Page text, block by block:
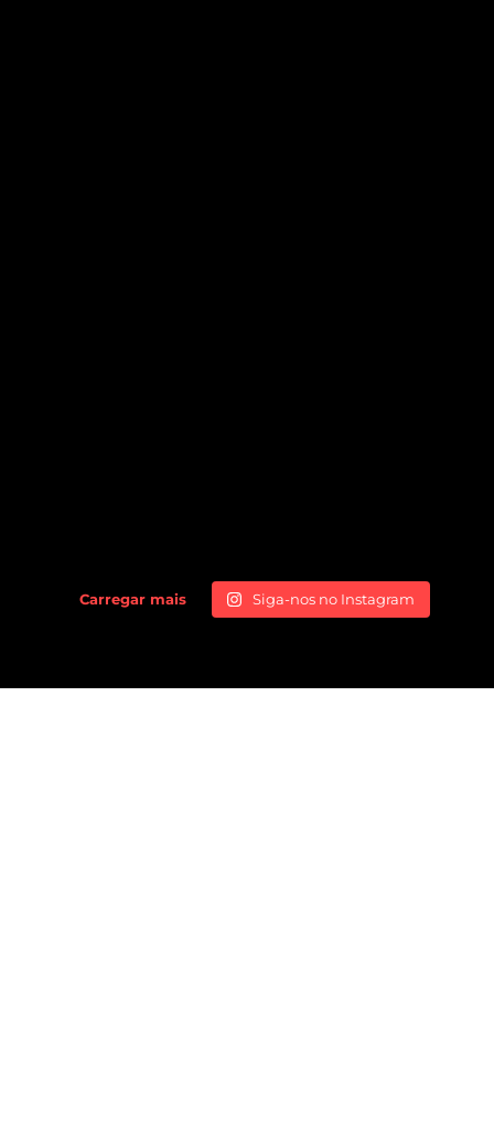
Carregar mais Siga-nos no Instagram